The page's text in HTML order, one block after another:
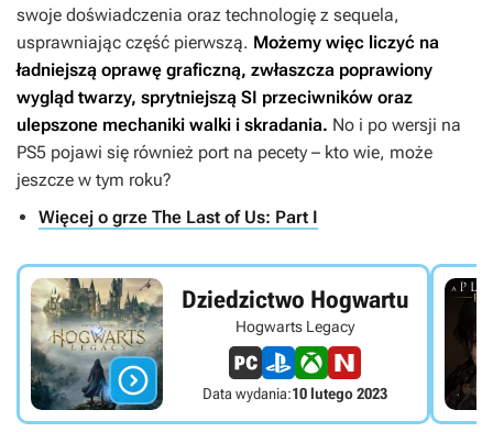
swoje doświadczenia oraz technologię z sequela,
usprawniając część pierwszą. Możemy więc liczyć na
ładniejszą oprawę graficzną, zwłaszcza poprawiony
wygląd twarzy, sprytniejszą SI przeciwników oraz
ulepszone mechaniki walki i skradania. No i po wersji na
PS5 pojawi się również port na pecety – kto wie, może
jeszcze w tym roku?
Więcej o grze The Last of Us: Part I

Dziedzictwo Hogwartu
Hogwarts Legacy
Data wydania:10 lutego 2023